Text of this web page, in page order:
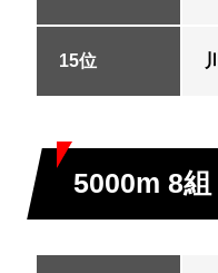
15位
5000m 8組